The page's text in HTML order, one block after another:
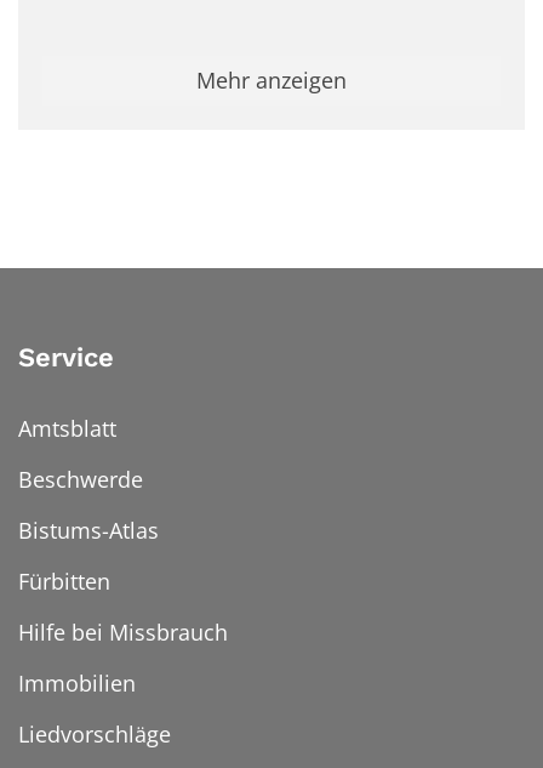
Mehr anzeigen
Service
Amtsblatt
Beschwerde
Bistums-Atlas
Fürbitten
Hilfe bei Missbrauch
Immobilien
Liedvorschläge